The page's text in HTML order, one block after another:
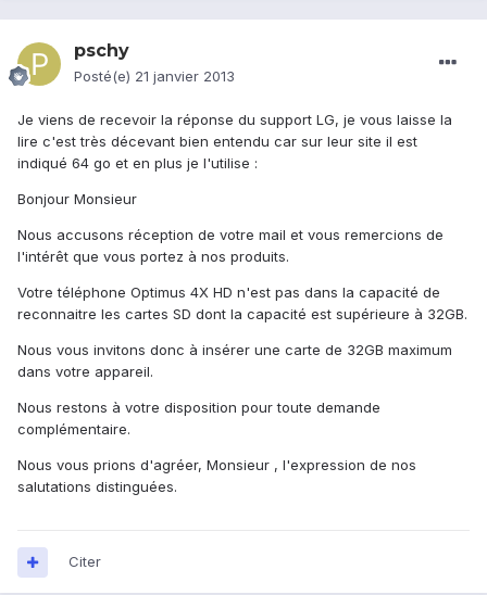
pschy
Posté(e) 21 janvier 2013
Je viens de recevoir la réponse du support LG, je vous laisse la
lire c'est très décevant bien entendu car sur leur site il est
indiqué 64 go et en plus je l'utilise :
Bonjour Monsieur
Nous accusons réception de votre mail et vous remercions de
l'intérêt que vous portez à nos produits.
Votre téléphone Optimus 4X HD n'est pas dans la capacité de
reconnaitre les cartes SD dont la capacité est supérieure à 32GB.
Nous vous invitons donc à insérer une carte de 32GB maximum
dans votre appareil.
Nous restons à votre disposition pour toute demande
complémentaire.
Nous vous prions d'agréer, Monsieur , l'expression de nos
salutations distinguées.
Citer